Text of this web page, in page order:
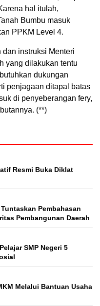
hal itulah,
Bumbu masuk
PPKM Level 4.
instruksi Menteri
yang dilakukan tentu
dukungan
penjagaan ditapal batas
di penyeberangan fery,
(**)
Resmi Buka Diklat
Pembahasan
Pembangunan Daerah
SMP Negeri 5
Melalui Bantuan Usaha